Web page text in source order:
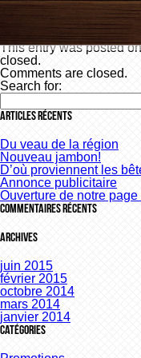
«Côtelette de porc
This entry was posted
closed.
Comments are closed.
Search for:
Articles récents
Du veau de la région
Nouveau jambon!
D’où proviennent les
Annonce publicitaire
Ouverture de notre
Commentaires récents
Archives
juin 2015
février 2015
octobre 2014
mars 2014
janvier 2014
Catégories